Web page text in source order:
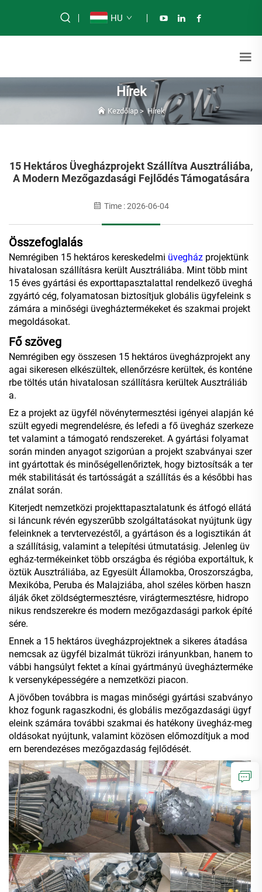
HU
Hírek
Kezdőlap >Hírek
15 Hektáros Üvegházprojekt Szállítva Ausztráliába,
A Modern Mezőgazdasági Fejlődés Támogatására
Time : 2026-06-04
Összefoglalás
Nemrégiben 15 hektáros kereskedelmi üvegház projektünk
hivatalosan szállításra került Ausztráliába. Mint több mint
15 éves gyártási és exporttapasztalattal rendelkező üveghá
zgyártó cég, folyamatosan biztosítjuk globális ügyfeleink s
zámára a minőségi üvegháztermékeket és szakmai projekt
megoldásokat.
Fő szöveg
Nemrégiben egy összesen 15 hektáros üvegházprojekt any
agai sikeresen elkészültek, ellenőrzésre kerültek, és konténe
rbe töltés után hivatalosan szállításra kerültek Ausztráliáb
a.
Ez a projekt az ügyfél növénytermesztési igényei alapján ké
szült egyedi megrendelésre, és lefedi a fő üvegház szerkeze
tet valamint a támogató rendszereket. A gyártási folyamat
során minden anyagot szigorúan a projekt szabványai szer
int gyártottak és minőségellenőriztek, hogy biztosítsák a ter
mék stabilitását és tartósságát a szállítás és a későbbi has
ználat során.
Kiterjedt nemzetközi projekttapasztalatunk és átfogó ellátá
si láncunk révén egyszerűbb szolgáltatásokat nyújtunk ügy
feleinknek a tervtervezéstől, a gyártáson és a logisztikán át
a szállításig, valamint a telepítési útmutatásig. Jelenleg üv
egház-termékeinket több országba és régióba exportáltuk, k
öztük Ausztráliába, az Egyesült Államokba, Oroszországba,
Mexikóba, Peruba és Malajziába, ahol széles körben haszn
álják őket zöldségtermesztésre, virágtermesztésre, hidropo
nikus rendszerekre és modern mezőgazdasági parkok építé
sére.
Ennek a 15 hektáros üvegházprojektnek a sikeres átadása
nemcsak az ügyfél bizalmát tükrözi irányunkban, hanem to
vábbi hangsúlyt fektet a kínai gyártmányú üvegházterméke
k versenyképességére a nemzetközi piacon.
A jövőben továbbra is magas minőségi gyártási szabványo
khoz fogunk ragaszkodni, és globális mezőgazdasági ügyf
eleink számára további szakmai és hatékony üvegház-meg
oldásokat nyújtunk, valamint közösen előmozdítjuk a mod
ern berendezéses mezőgazdaság fejlődését.